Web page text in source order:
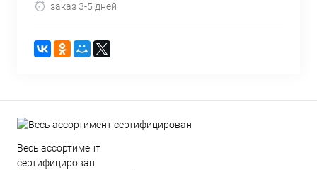
заказ 3-5 дней
Весь ассортимент
сертифицирован